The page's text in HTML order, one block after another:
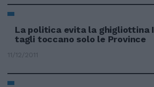
La politica evita la ghigliottina I
tagli toccano solo le Province
11/12/2011